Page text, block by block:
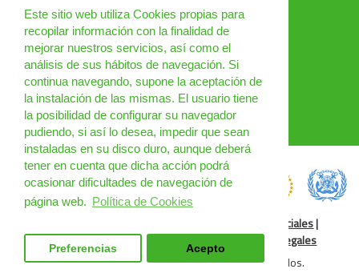
Este sitio web utiliza Cookies propias para
recopilar información con la finalidad de
mejorar nuestros servicios, así como el
análisis de sus hábitos de navegación. Si
continua navegando, supone la aceptación de
la instalación de las mismas. El usuario tiene
la posibilidad de configurar su navegador
pudiendo, si así lo desea, impedir que sean
instaladas en su disco duro, aunque deberá
tener en cuenta que dicha acción podrá
ocasionar dificultades de navegación de
página web. Política de Cookies
Preferencias Acepto
PRODUCTOS
CURSOS
NOTICIAS
¿QUIÉNES SOMOS?
CONTACTO
Redes Sociales|
Condiciones Generales
Cursos Online
Cláusulas legales
DGM Spain 2025 © Todos los derechos reservados.